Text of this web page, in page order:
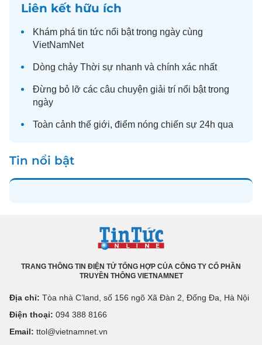
Liên kết hữu ích
Khám phá tin tức nổi bật trong ngày cùng
VietNamNet
Dòng chảy Thời sự nhanh và chính xác nhất
Đừng bỏ lỡ các câu chuyện giải trí nổi bật trong
ngày
Toàn cảnh thế giới, điểm nóng chiến sự 24h qua
Tin nổi bật
TRANG THÔNG TIN ĐIỆN TỬ TỔNG HỢP CỦA CÔNG TY CỔ PHẦN
TRUYỀN THÔNG VIETNAMNET
Địa chỉ: Tòa nhà C’land, số 156 ngõ Xã Đàn 2, Đống Đa, Hà Nội
Điện thoại: 094 388 8166
Email: ttol@vietnamnet.vn